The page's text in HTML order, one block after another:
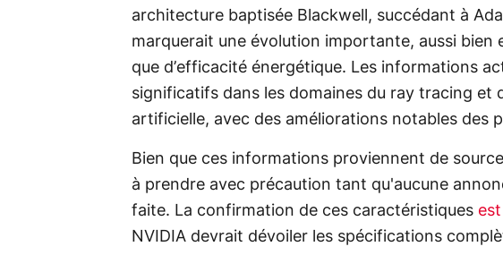
architecture baptisée Blackwell, succédant à
marquerait une évolution importante, aussi bien
que d’efficacité énergétique. Les informations
significatifs dans les domaines du ray tracing et
artificielle, avec des améliorations notables des
Bien que ces informations proviennent de
à prendre avec précaution tant qu'aucune
faite. La confirmation de ces caractéristiques
NVIDIA devrait dévoiler les spécifications